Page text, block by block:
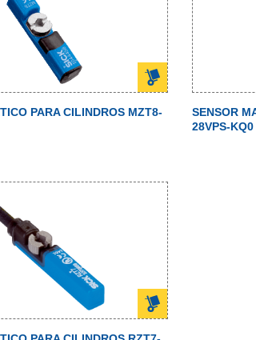
PARA CILINDROS MZT8-
SENSOR
28VPS-KQ0